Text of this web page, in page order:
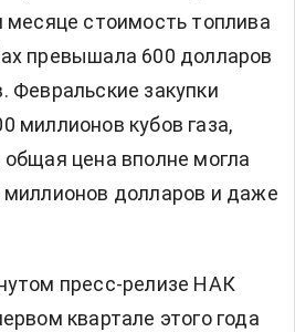
месяце стоимость топлива
превышала 600 долларов
Февральские закупки
миллионов кубов газа,
общая цена вполне могла
миллионов долларов и даже
пресс-релизе НАК
квартале этого года